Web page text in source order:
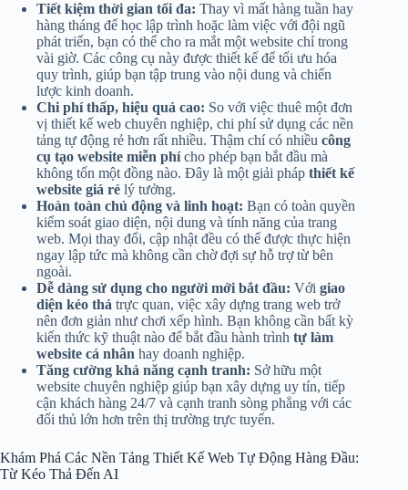
Tiết kiệm thời gian tối đa: Thay vì mất hàng tuần hay
hàng tháng để học lập trình hoặc làm việc với đội ngũ
phát triển, bạn có thể cho ra mắt một website chỉ trong
vài giờ. Các công cụ này được thiết kế để tối ưu hóa
quy trình, giúp bạn tập trung vào nội dung và chiến
lược kinh doanh.
Chi phí thấp, hiệu quả cao: So với việc thuê một đơn
vị thiết kế web chuyên nghiệp, chi phí sử dụng các nền
tảng tự động rẻ hơn rất nhiều. Thậm chí có nhiều công
cụ tạo website miễn phícho phép bạn bắt đầu mà
không tốn một đồng nào. Đây là một giải pháp thiết kế
website giá rẻ lý tưởng.
Hoàn toàn chủ động và linh hoạt: Bạn có toàn quyền
kiểm soát giao diện, nội dung và tính năng của trang
web. Mọi thay đổi, cập nhật đều có thể được thực hiện
ngay lập tức mà không cần chờ đợi sự hỗ trợ từ bên
ngoài.
Dễ dàng sử dụng cho người mới bắt đầu: Với giao
diện kéo thả trực quan, việc xây dựng trang web trở
nên đơn giản như chơi xếp hình. Bạn không cần bất kỳ
kiến thức kỹ thuật nào để bắt đầu hành trình tự làm
website cá nhân hay doanh nghiệp.
Tăng cường khả năng cạnh tranh: Sở hữu một
website chuyên nghiệp giúp bạn xây dựng uy tín, tiếp
cận khách hàng 24/7 và cạnh tranh sòng phẳng với các
đối thủ lớn hơn trên thị trường trực tuyến.
Khám Phá Các Nền Tảng Thiết Kế Web Tự Động Hàng Đầu:
Từ Kéo Thả Đến AI